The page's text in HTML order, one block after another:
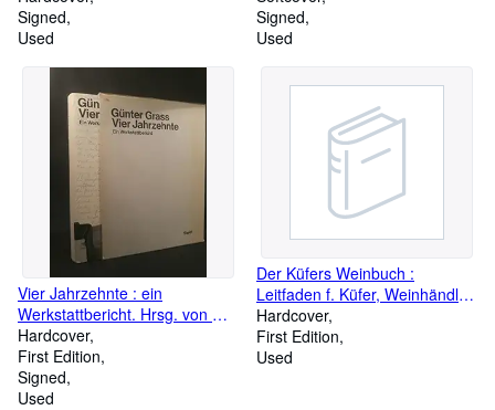
Signed
Used
Signed
Used
Vier Jahrzehnte : ein
Werkstattbericht. Hrsg. von G.
Fritze Margull
Hardcover
First Edition
Signed
Used
Der Küfers Weinbuch :
Leitfaden f. Küfer, Weinhändler,
Weingärtner, Wirte u. sonstige
Interessenten unter Berücks. d.
Weingesetzes vom 7. April
Hardcover
First Edition
Used